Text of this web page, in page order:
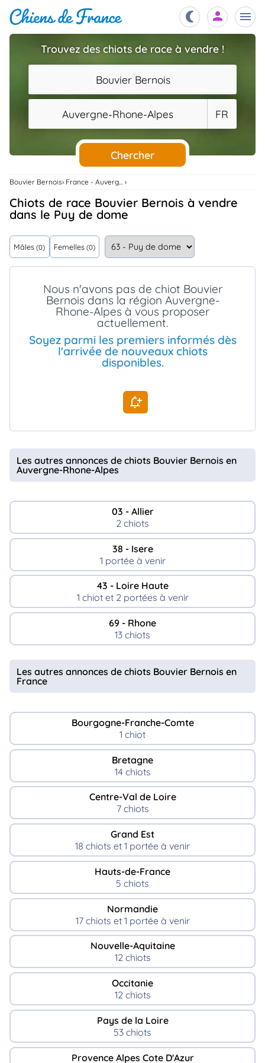
Chiots
Éleveurs
Étalons
Chiens
Services
..
Assurances
Connexion
Trouvez des chiots de race à vendre !
Bouvier Bernois
Auvergne-Rhone-Alpes FR
Chercher
Bouvier Bernois France - Auvergne-Rhone-Alpes
Chiots de race Bouvier Bernois à vendre
dans le Puy de dome
Mâles (0) Femelles (0)
Nous n'avons pas de chiot Bouvier
Bernois dans la région Auvergne-
Rhone-Alpes à vous proposer
actuellement.
Soyez parmi les premiers informés dès
l'arrivée de nouveaux chiots
disponibles.
Les autres annonces de chiots Bouvier Bernois en
Auvergne-Rhone-Alpes
03 - Allier
2 chiots
38 - Isere
1 portée à venir
43 - Loire Haute
1 chiot et 2 portées à venir
69 - Rhone
13 chiots
Les autres annonces de chiots Bouvier Bernois en
France
Bourgogne-Franche-Comte
1 chiot
Bretagne
14 chiots
Centre-Val de Loire
7 chiots
Grand Est
18 chiots et 1 portée à venir
Hauts-de-France
5 chiots
Normandie
17 chiots et 1 portée à venir
Nouvelle-Aquitaine
12 chiots
Occitanie
12 chiots
Pays de la Loire
53 chiots
Provence Alpes Cote D'Azur